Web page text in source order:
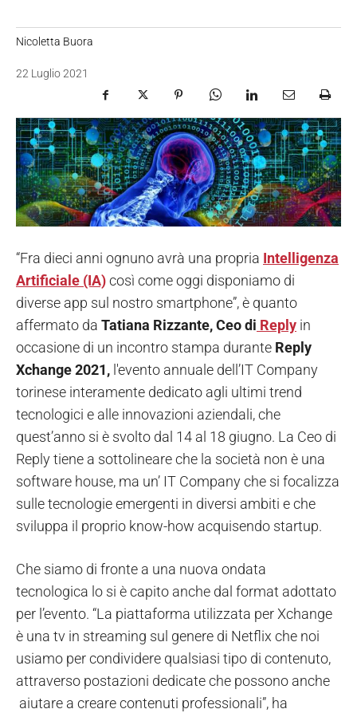
Nicoletta Buora
22 Luglio 2021
“Fra dieci anni ognuno avrà una propria Intelligenza
Artificiale (IA)così come oggi disponiamo di
diverse app sul nostro smartphone”, è quanto
affermato da Tatiana Rizzante, Ceo di Reply in
occasione di un incontro stampa durante Reply
Xchange 2021, l'evento annuale dell’IT Company
torinese interamente dedicato agli ultimi trend
tecnologici e alle innovazioni aziendali, che
quest’anno si è svolto dal 14 al 18 giugno. La Ceo di
Reply tiene a sottolineare che la società non è una
software house, ma un’ IT Company che si focalizza
sulle tecnologie emergenti in diversi ambiti e che
sviluppa il proprio know-how acquisendo startup.
Che siamo di fronte a una nuova ondata
tecnologica lo si è capito anche dal format adottato
per l’evento. “La piattaforma utilizzata per Xchange
è una tv in streaming sul genere di Netflix che noi
usiamo per condividere qualsiasi tipo di contenuto,
attraverso postazioni dedicate che possono anche
aiutare a creare contenuti professionali”, ha